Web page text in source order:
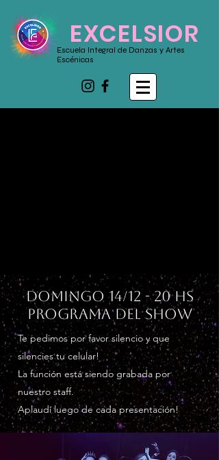
EXCELSIOR
Escuela Integral de Danzas y Artes
Escénicas
DOMINGO 14/12 - 20 HS
PROGRAMA DEL SHOW
Te pedimos por favor silencio y que
silencies tu celular!
La función está siendo grabada por
nuestro staff.
Aplaudí luego de cada presentación!